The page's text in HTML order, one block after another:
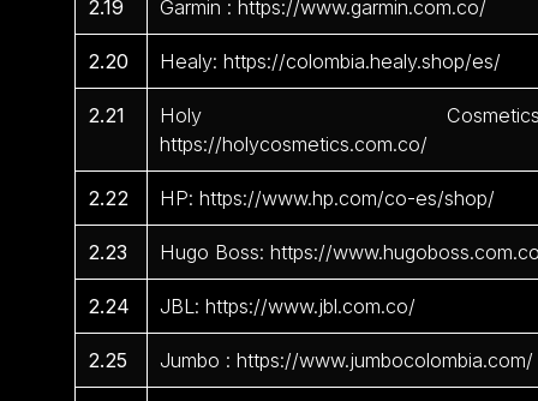
2.19 Garmin : https://www.garmin.com.co/
2.20 Healy: https://colombia.healy.shop/es/
2.21
Holy
https://holycosmetics.com.co/
2.22 HP: https://www.hp.com/co-es/shop/
2.23 Hugo Boss: https://
2.24 JBL: https://www.jbl.com.co/
2.25 Jumbo : https://www.jumbocolombia.com/